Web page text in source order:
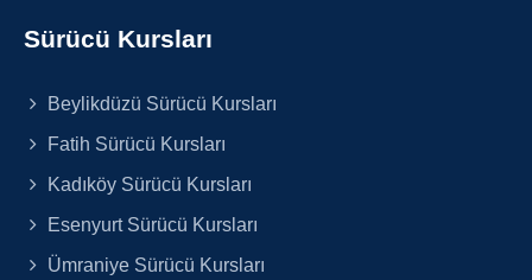
Sürücü Kursları
Beylikdüzü Sürücü Kursları
Fatih Sürücü Kursları
Kadıköy Sürücü Kursları
Esenyurt Sürücü Kursları
Ümraniye Sürücü Kursları